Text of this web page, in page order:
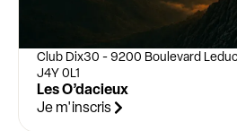
Club Dix30 - 9200 Boulevard
J4Y 0L1
Les O’dacieux
Je m'inscris